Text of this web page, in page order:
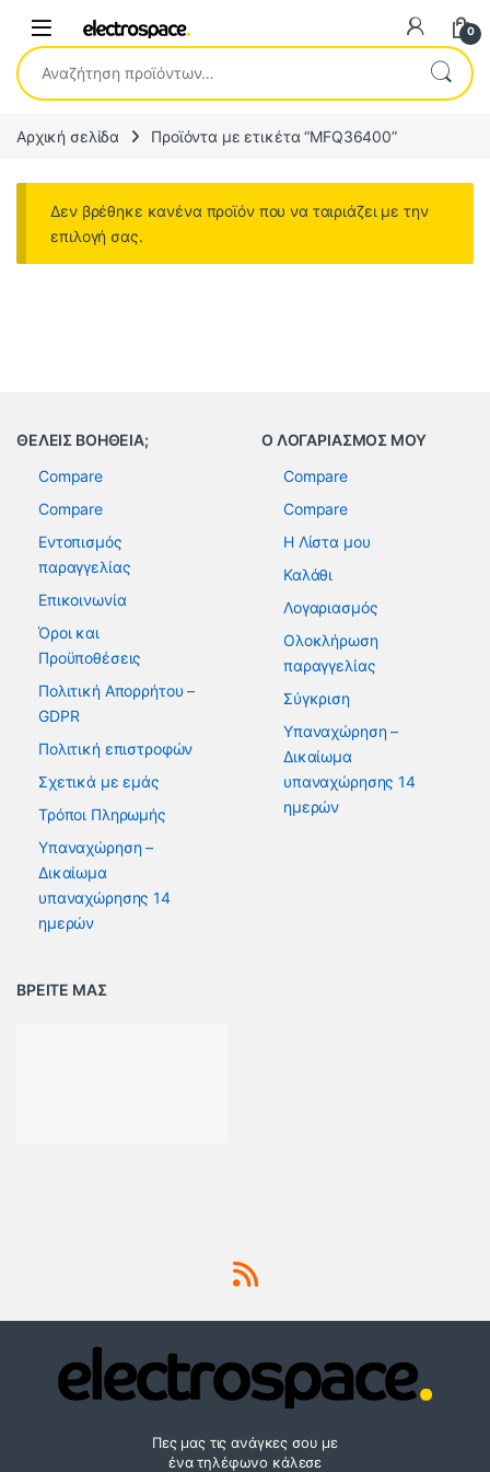
0
Αναζήτηση για:
Αρχική σελίδα Προϊόντα με ετικέτα “MFQ36400”
Δεν βρέθηκε κανένα προϊόν που να ταιριάζει με την
επιλογή σας.
ΘΕΛΕΙΣ ΒΟΗΘΕΙΑ;
Compare
Compare
Εντοπισμός
παραγγελίας
Επικοινωνία
Όροι και
Προϋποθέσεις
Πολιτική Απορρήτου –
GDPR
Πολιτική επιστροφών
Σχετικά με εμάς
Τρόποι Πληρωμής
Υπαναχώρηση –
Δικαίωμα
υπαναχώρησης 14
ημερών
Ο ΛΟΓΑΡΙΑΣΜΟΣ ΜΟΥ
Compare
Compare
Η Λίστα μου
Καλάθι
Λογαριασμός
Ολοκλήρωση
παραγγελίας
Σύγκριση
Υπαναχώρηση –
Δικαίωμα
υπαναχώρησης 14
ημερών
ΒΡΕΙΤΕ ΜΑΣ
Πες μας τις ανάγκες σου με
ένα τηλέφωνο κάλεσε